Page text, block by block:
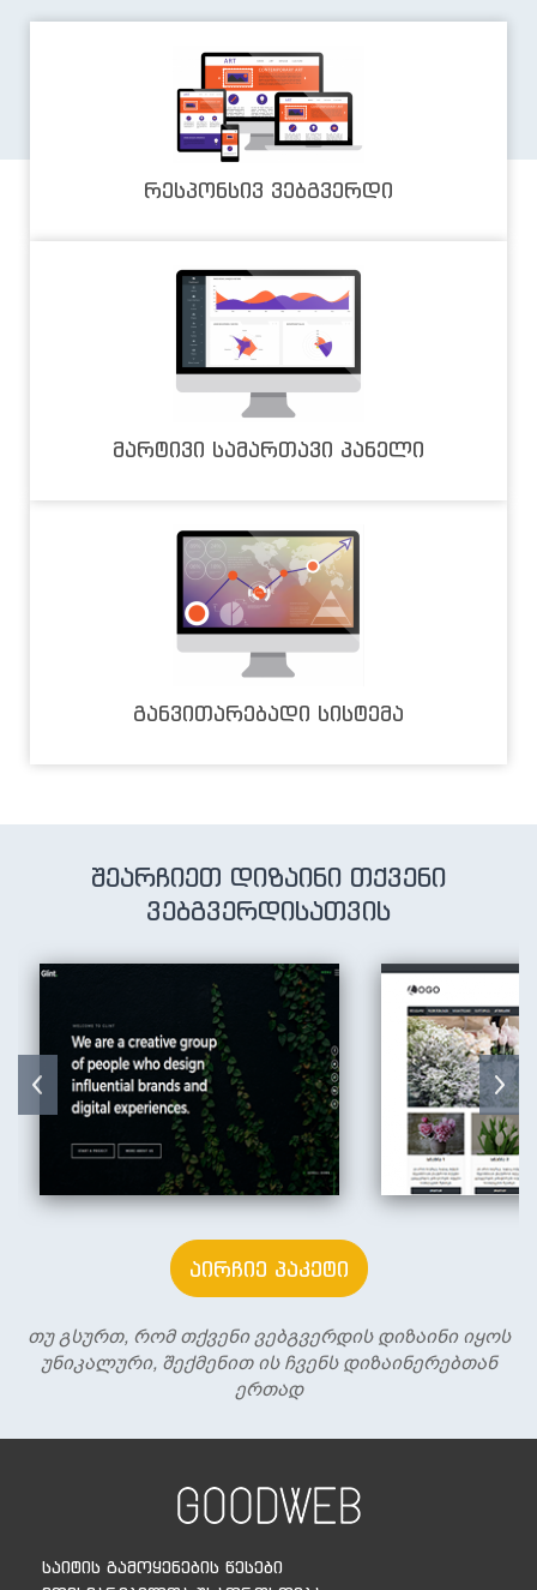
რესპონსივ ვებგვერდი
მარტივი სამართავი პანელი
განვითარებადი სისტემა
შეარჩიეთ დიზაინი თქვენი
ვებგვერდისათვის
აირჩიე პაკეტი
თუ გსურთ, რომ თქვენი ვებგვერდის დიზაინი იყოს
უნიკალური, შექმენით ის ჩვენს დიზაინერებთან
ერთად
საიტის გამოყენების წესები